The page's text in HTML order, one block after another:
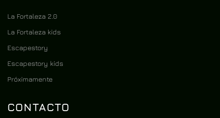
La Fortaleza 2.0
La Fortaleza kids
Escapestory
Escapestory kids
Próximamente
CONTACTO